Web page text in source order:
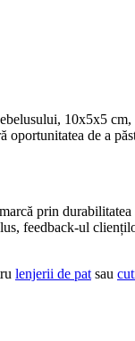
10x5x5
de a
prin
feedback-ul
lenjerii de pat sau